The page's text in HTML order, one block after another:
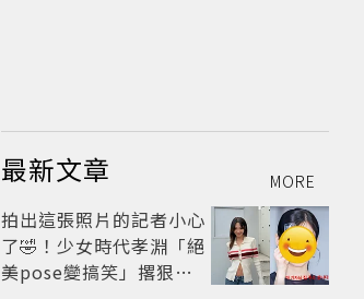
最新文章 MORE
拍出這張照片的記者小心
了🤣！少女時代孝淵「絕
美pose變搞笑」撂狠